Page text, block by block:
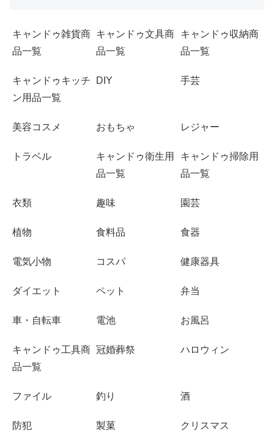
キャンドゥ雑貨商
品一覧
キャンドゥ文具商
品一覧
キャンドゥ収納商
品一覧
キャンドゥキッチ
ン用品一覧
DIY 手芸
美容コスメ おもちゃ レジャー
トラベル
キャンドゥ衛生用
品一覧
キャンドゥ掃除用
品一覧
衣類 趣味 園芸
植物 食料品 食器
電気小物 コスパ 健康器具
ダイエット ペット 弁当
車・自転車 電池 お風呂
キャンドゥ工具商
品一覧
冠婚葬祭 ハロウィン
ファイル 釣り 酒
防犯 製菓 クリスマス